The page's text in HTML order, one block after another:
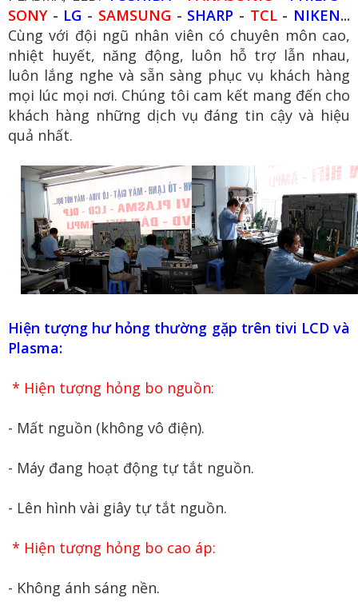
SONY- LG - SAMSUNG - SHARP - TCL- NIKEN...
Cùng với đội ngũ nhân viên có chuyên môn cao,
nhiệt huyết, năng động, luôn hỗ trợ lẫn nhau,
luôn lắng nghe và sẵn sàng phục vụ khách hàng
mọi lúc mọi nơi. Chúng tôi cam kết mang đến cho
khách hàng những dịch vụ đáng tin cậy và hiệu
quả nhất.
Hiện tượng hư hỏng thường gặp trên tivi LCD và
Plasma:
* Hiện tượng hỏng bo nguồn:
- Mất nguồn (không vô điện).
- Máy đang hoạt động tự tắt nguồn.
- Lên hình vài giây tự tắt nguồn.
* Hiện tượng hỏng bo cao áp:
- Không ánh sáng nền.